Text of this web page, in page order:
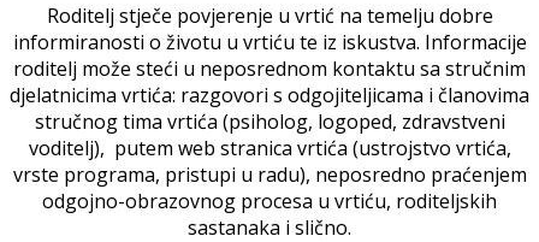
Roditelj stječe povjerenje u vrtić na temelju dobre
informiranosti o životu u vrtiću te iz iskustva. Informacije
roditelj može steći u neposrednom kontaktu sa stručnim
djelatnicima vrtića: razgovori s odgojiteljicama i članovima
stručnog tima vrtića (psiholog, logoped, zdravstveni
voditelj), putem web stranica vrtića (ustrojstvo vrtića,
vrste programa, pristupi u radu), neposredno praćenjem
odgojno-obrazovnog procesa u vrtiću, roditeljskih
sastanaka i slično.